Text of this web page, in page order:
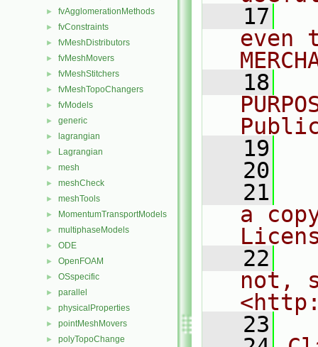
► fvAgglomerationMethods
► fvConstraints
► fvMeshDistributors
► fvMeshMovers
► fvMeshStitchers
► fvMeshTopoChangers
► fvModels
► generic
► lagrangian
► Lagrangian
► mesh
► meshCheck
► meshTools
► MomentumTransportModels
► multiphaseModels
► ODE
► OpenFOAM
► OSspecific
► parallel
► physicalProperties
► pointMeshMovers
► polyTopoChange
   17
even
   18
   19
   20
   21
a
   22
not,
   23